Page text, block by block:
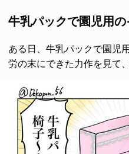
牛乳パックで園児用
ある日、牛乳パックで園児
労の末にできた力作を見て